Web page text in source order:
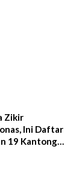
Zikir
Ini Daftar
19 Kantong